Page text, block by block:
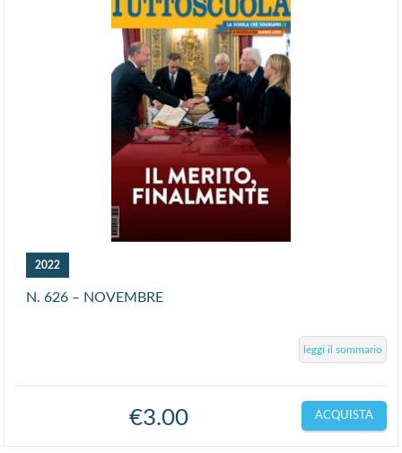
2022
N. 626 – NOVEMBRE
leggi il sommario
€3.00 ACQUISTA